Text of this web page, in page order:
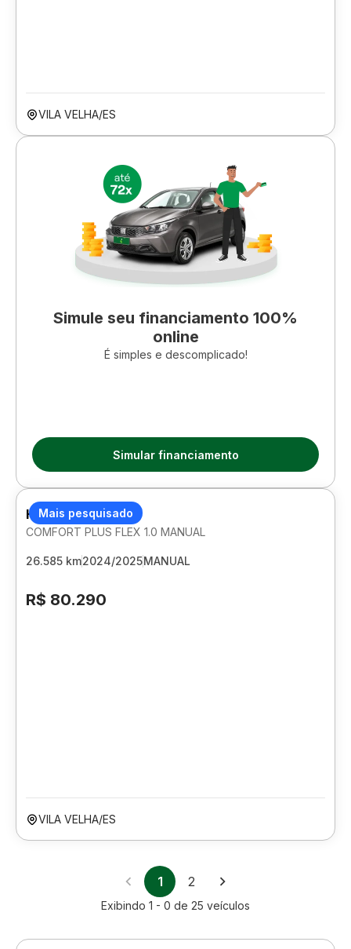
VILA VELHA/ES
Simule seu financiamento 100%
online
É simples e descomplicado!
Simular financiamento
Mais pesquisado
HYUNDAI HB20
COMFORT PLUS FLEX 1.0 MANUAL
26.585 km2024/2025MANUAL
R$ 80.290
VILA VELHA/ES
1 2
Exibindo 1 - 0 de 25 veículos